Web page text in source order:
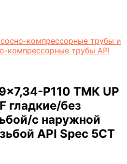
компрессорные трубы и
компрессорные трубы API
P110 ТМК UP
гладкие/без
с наружной
API Spec 5CT